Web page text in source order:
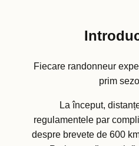
Fiecare randonneur
prim
La început,
regulamentele par
despre brevete de 600